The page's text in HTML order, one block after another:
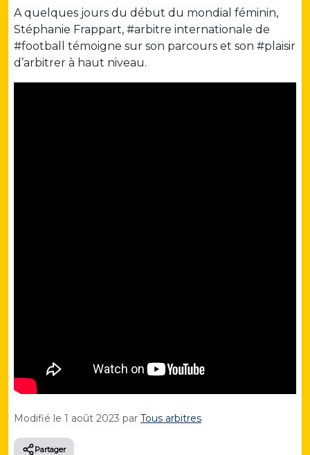
A quelques jours du début du mondial féminin,
Stéphanie Frappart, #arbitre internationale de
#football témoigne sur son parcours et son #plaisir
d’arbitrer à haut niveau.
Modifié le 1 août 2023 par Tous arbitres
Partager